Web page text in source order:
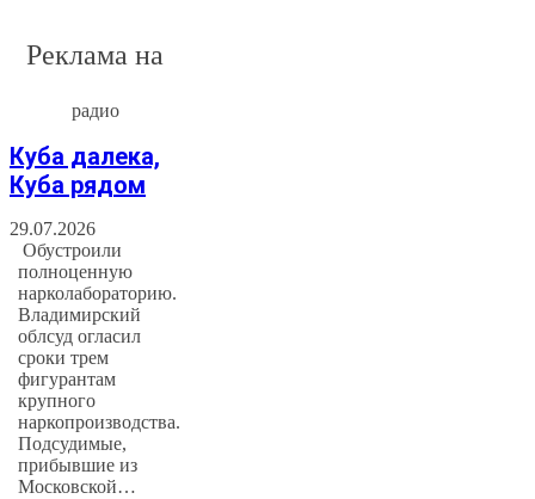
Реклама на
радио
Куба далека,
Куба рядом
29.07.2026
Обустроили
полноценную
нарколабораторию.
Владимирский
облсуд огласил
сроки трем
фигурантам
крупного
наркопроизводства.
Подсудимые,
прибывшие из
Московской…